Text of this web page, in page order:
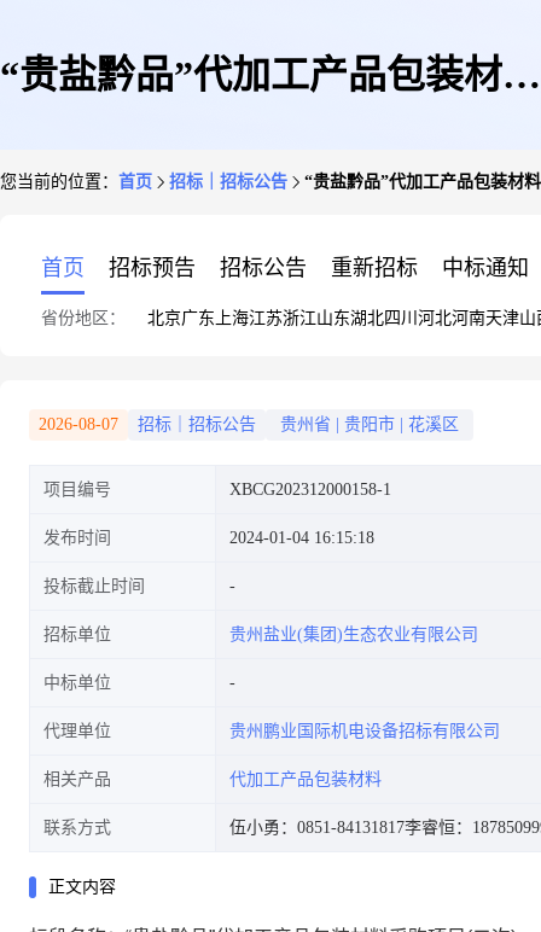
“贵盐黔品”代加工产品包装材料
您当前的位置： 首页 招标｜招标公告 “贵盐黔品”代加工产品包装材
首页 招标预告 招标公告 重新招标 中标通知
省份地区： 北京广东 上海江苏浙江山东湖北四川 河北河南天津山
2026-08-07 招标｜招标公告 贵州省 贵阳市 花溪区
项目编号 XBCG202312000158-1
发布时间 2024-01-04 16:15:18
投标截止时间
招标单位 贵州盐业(集团)生态农业有限公司
中标单位
代理单位 贵州鹏业国际机电设备招标有限公司
相关产品 代加工产品包装材料
联系方式 伍小勇：0851-84131817李睿恒：
正文内容